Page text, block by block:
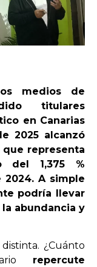
medios de
titulares
en Canarias
2025 alcanzó
representa
del 1,375 %
A simple
podría llevar
abundancia y
¿Cuánto
repercute